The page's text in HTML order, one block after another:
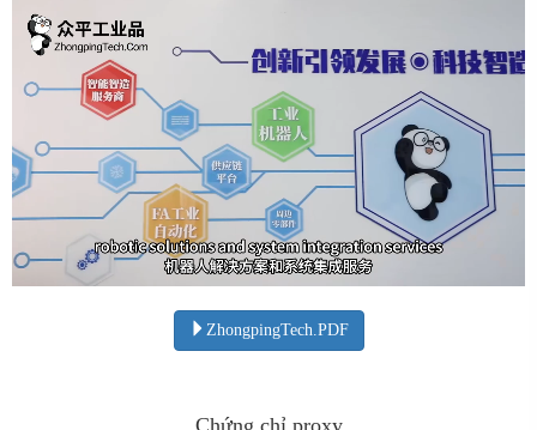
ZhongpingTech.PDF